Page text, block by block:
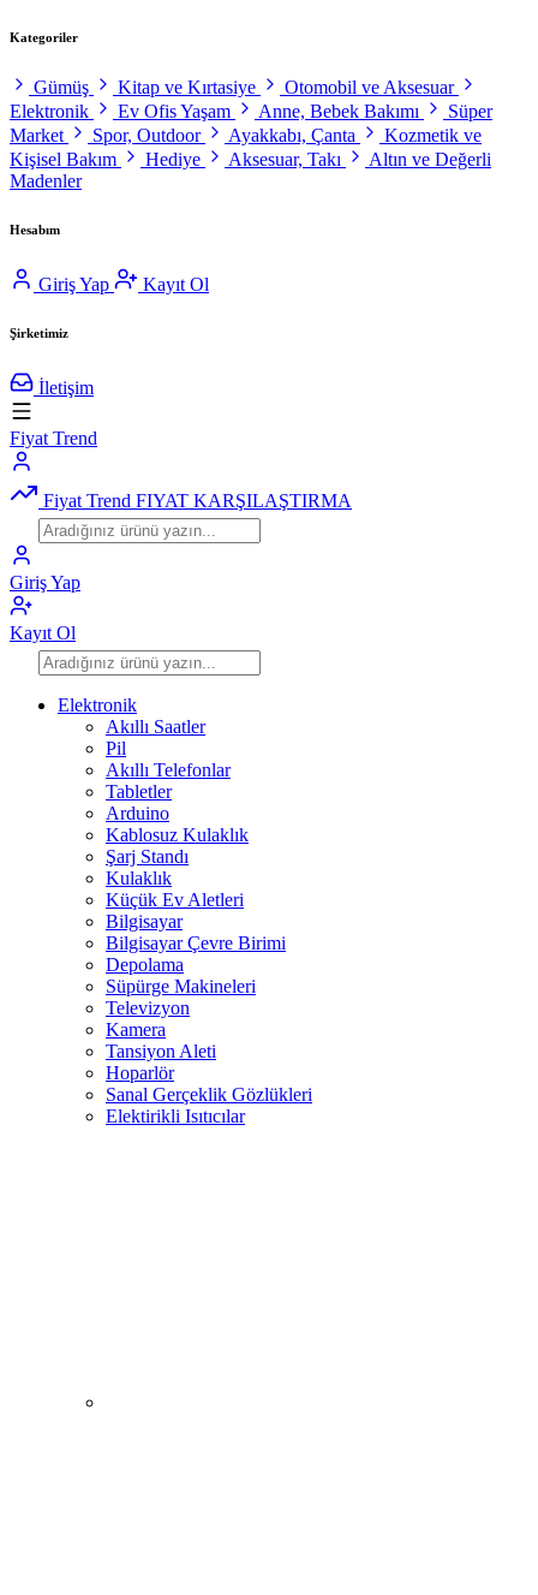
Kategoriler
Gümüş Kitap ve Kırtasiye
Otomobil ve Aksesuar
Elektronik
Ev Ofis Yaşam Anne, Bebek Bakımı
Süper
Market
Spor, Outdoor Ayakkabı, Çanta
Kozmetik ve
Kişisel Bakım
Hediye Aksesuar, Takı
Altın ve Değerli
Madenler
Hesabım
Giriş Yap Kayıt Ol
Şirketimiz
İletişim
Fiyat Trend
Fiyat Trend FIYAT KARŞILAŞTIRMA
Giriş Yap
Kayıt Ol
Elektronik
Akıllı Saatler
Pil
Akıllı Telefonlar
Tabletler
Arduino
Kablosuz Kulaklık
Şarj Standı
Kulaklık
Küçük Ev Aletleri
Bilgisayar
Bilgisayar Çevre Birimi
Depolama
Süpürge Makineleri
Televizyon
Kamera
Tansiyon Aleti
Hoparlör
Sanal Gerçeklik Gözlükleri
Elektirikli Isıtıcılar